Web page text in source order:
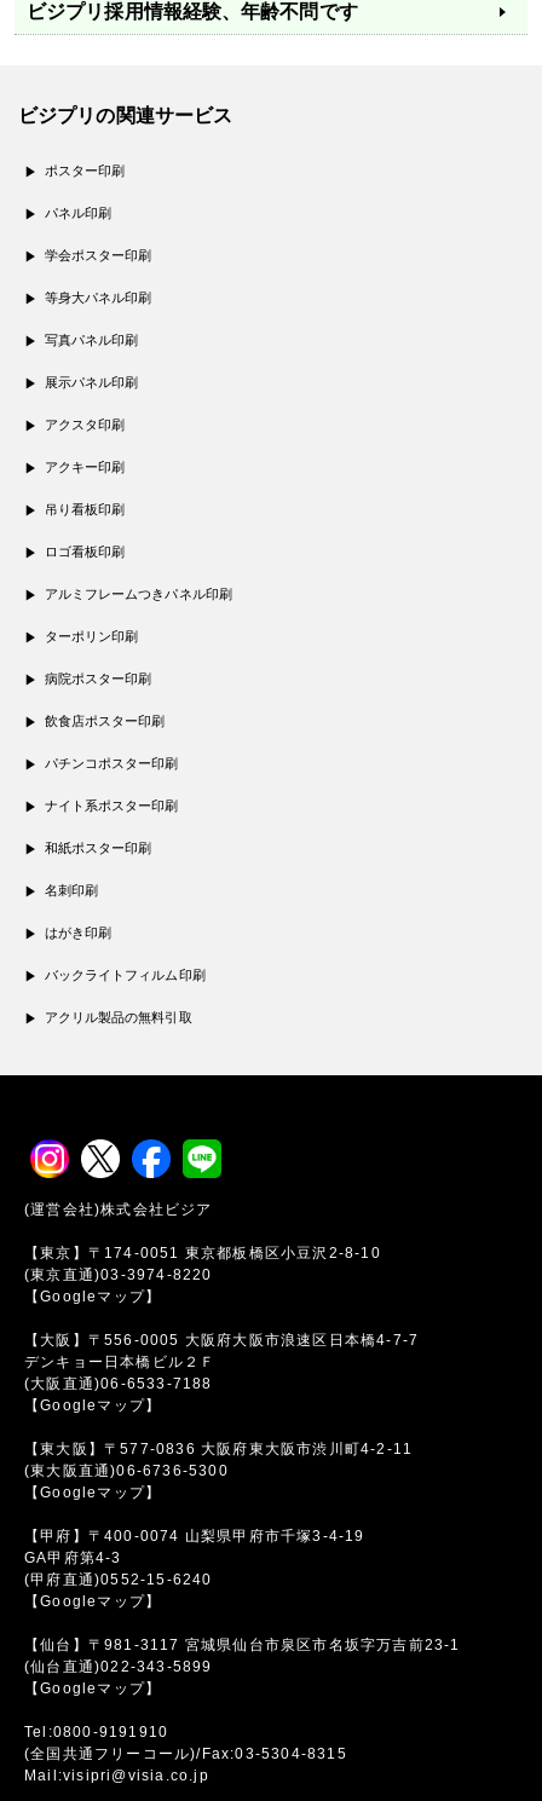
ビジプリ採用情報経験、年齢不問です
ビジプリの関連サービス
ポスター印刷
パネル印刷
学会ポスター印刷
等身大パネル印刷
写真パネル印刷
展示パネル印刷
アクスタ印刷
アクキー印刷
吊り看板印刷
ロゴ看板印刷
アルミフレームつきパネル印刷
ターポリン印刷
病院ポスター印刷
飲食店ポスター印刷
パチンコポスター印刷
ナイト系ポスター印刷
和紙ポスター印刷
名刺印刷
はがき印刷
バックライトフィルム印刷
アクリル製品の無料引取
(運営会社)株式会社ビジア
【東京】〒174-0051 東京都板橋区小豆沢2-8-10
(東京直通)03-3974-8220
【Googleマップ】
【大阪】〒556-0005 大阪府大阪市浪速区日本橋4-7-7
デンキョー日本橋ビル２Ｆ
(大阪直通)06-6533-7188
【Googleマップ】
【東大阪】〒577-0836 大阪府東大阪市渋川町4-2-11
(東大阪直通)06-6736-5300
【Googleマップ】
【甲府】〒400-0074 山梨県甲府市千塚3-4-19
GA甲府第4-3
(甲府直通)0552-15-6240
【Googleマップ】
【仙台】〒981-3117 宮城県仙台市泉区市名坂字万吉前23-1
(仙台直通)022-343-5899
【Googleマップ】
Tel:0800-9191910
(全国共通フリーコール)/Fax:03-5304-8315
Mail:visipri@visia.co.jp